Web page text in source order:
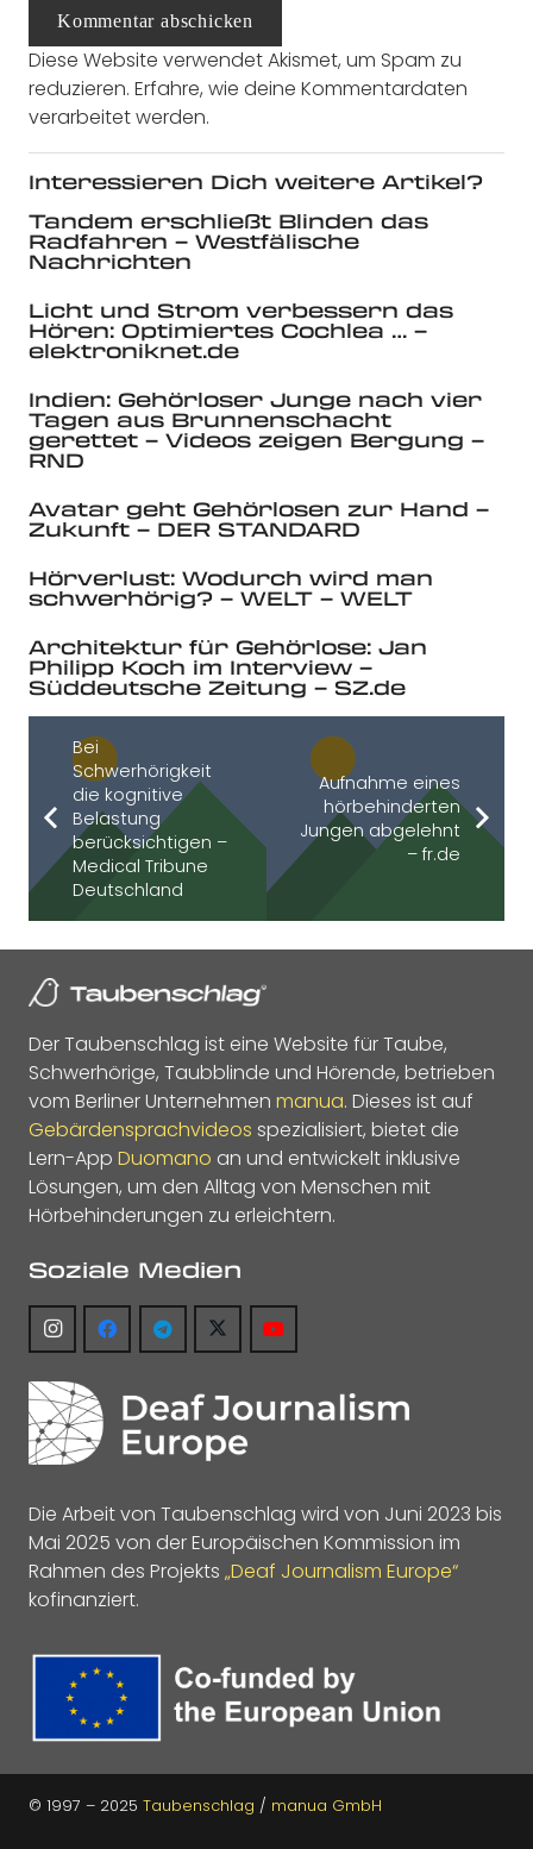
Kommentar abschicken
Diese Website verwendet Akismet, um Spam zu
reduzieren. Erfahre, wie deine Kommentardaten
verarbeitet werden.
Interessieren Dich weitere Artikel?
Tandem erschließt Blinden das
Radfahren – Westfälische
Nachrichten
Licht und Strom verbessern das
Hören: Optimiertes Cochlea … –
elektroniknet.de
Indien: Gehörloser Junge nach vier
Tagen aus Brunnenschacht
gerettet – Videos zeigen Bergung –
RND
Avatar geht Gehörlosen zur Hand –
Zukunft – DER STANDARD
Hörverlust: Wodurch wird man
schwerhörig? – WELT – WELT
Architektur für Gehörlose: Jan
Philipp Koch im Interview –
Süddeutsche Zeitung – SZ.de
Bei
Schwerhörigkeit
die kognitive
Belastung
berücksichtigen –
Medical Tribune
Deutschland
Aufnahme eines
hörbehinderten
Jungen abgelehnt
– fr.de
Der Taubenschlag ist eine Website für Taube,
Schwerhörige, Taubblinde und Hörende, betrieben
vom Berliner Unternehmen manua. Dieses ist auf
Gebärdensprachvideos spezialisiert, bietet die
Lern-App Duomano an und entwickelt inklusive
Lösungen, um den Alltag von Menschen mit
Hörbehinderungen zu erleichtern.
Soziale Medien
Die Arbeit von Taubenschlag wird von Juni 2023 bis
Mai 2025 von der Europäischen Kommission im
Rahmen des Projekts „Deaf Journalism Europe“
kofinanziert.
© 1997 – 2025 Taubenschlag / manua GmbH